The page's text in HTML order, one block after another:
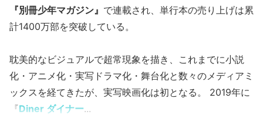
『別冊少年マガジン』 で連載され、単行本の売り上げは累
計1400万部を突破している。
耽美的なビジュアルで超常現象を描き、これまでに小説
化・アニメ化・実写ドラマ化・舞台化と数々のメディアミ
ックスを経てきたが、実写映画化は初となる。 2019年に
『Diner ダイナー...